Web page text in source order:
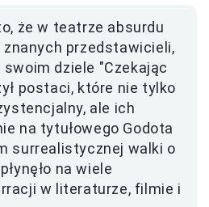
że w teatrze absurdu
znanych przedstawicieli,
dziele "Czekając
postaci, które nie tylko
ale ich
na tytułowego Godota
surrealistycznej walki o
na wiele
w literaturze, filmie i